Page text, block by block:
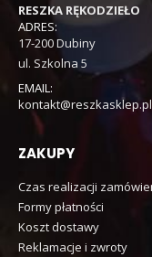
RESZKA RĘKODZIEŁO
ADRES:
17-200 Dubiny
ul. Szkolna 5
EMAIL:
kontakt@reszkasklep.pl
ZAKUPY
Czas realizacji
Formy płatności
Koszt dostawy
Reklamacje i zwroty